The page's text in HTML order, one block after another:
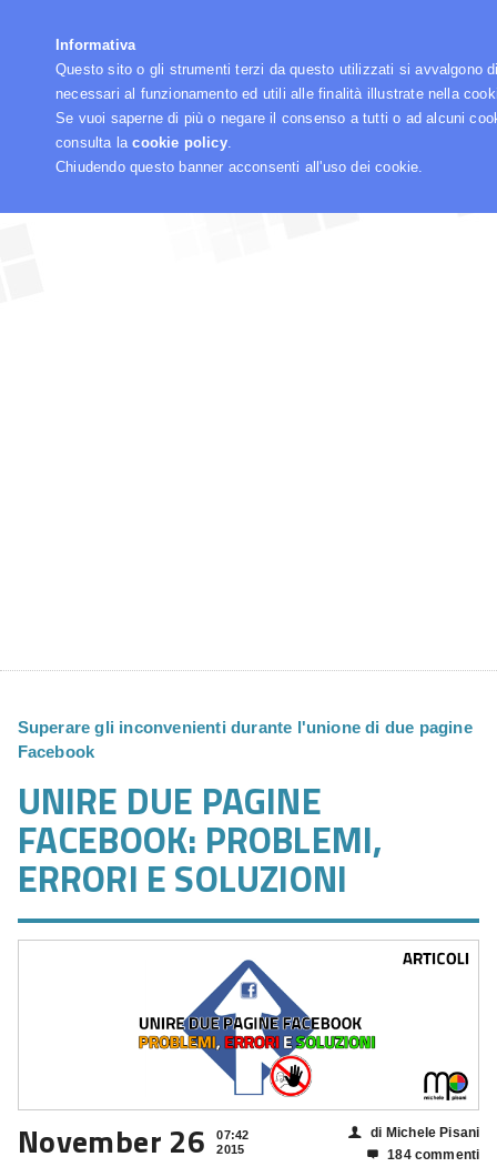
Informativa
Questo sito o gli strumenti terzi da questo utilizzati si avvalgono
necessari al funzionamento ed utili alle finalità illustrate nella
Se vuoi saperne di più o negare il consenso a tutti o ad alcuni
consulta lacookie policy.
Chiudendo questo banner acconsenti all'uso dei cookie.
Superare gli inconvenienti durante l'unione di due pagine
Facebook
UNIRE DUE PAGINE
FACEBOOK: PROBLEMI,
ERRORI E SOLUZIONI
November 26
07:42
2015
👤 di Michele Pisani
 184 commenti